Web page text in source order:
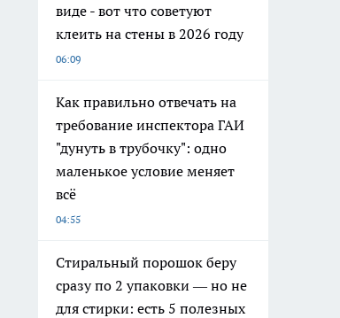
виде - вот что советуют
клеить на стены в 2026 году
06:09
Как правильно отвечать на
требование инспектора ГАИ
"дунуть в трубочку": одно
маленькое условие меняет
всё
04:55
Стиральный порошок беру
сразу по 2 упаковки — но не
для стирки: есть 5 полезных